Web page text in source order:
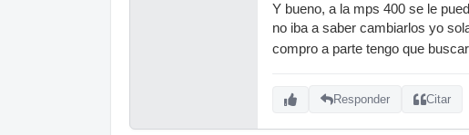
Y bueno, a la mps 400 se le
no iba a saber cambiarlos yo
compro a parte tengo que
Responder Citar